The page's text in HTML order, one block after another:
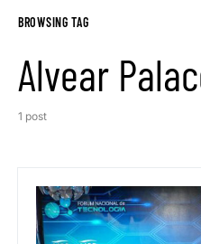
BROWSING TAG
Alvear
1 post